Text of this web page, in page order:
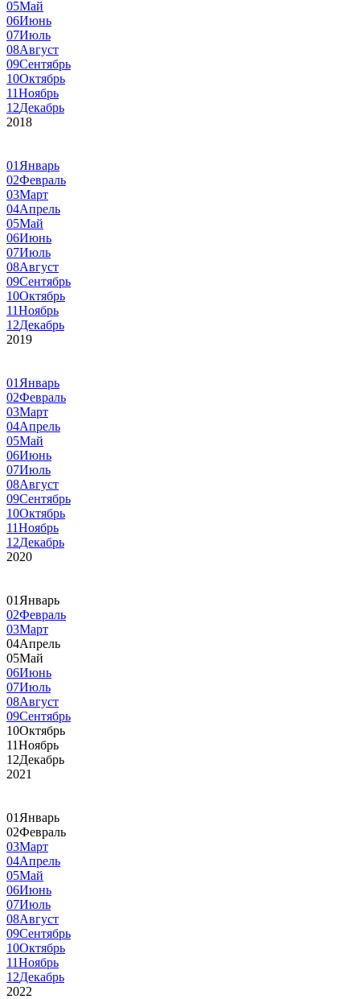
05Май
06Июнь
07Июль
08Август
09Сентябрь
10Октябрь
11Ноябрь
12Декабрь
2018
01 Январь
02Февраль
03Март
04Апрель
05Май
06Июнь
07Июль
08Август
09Сентябрь
10Октябрь
11Ноябрь
12Декабрь
2019
01 Январь
02Февраль
03Март
04Апрель
05Май
06Июнь
07Июль
08Август
09Сентябрь
10Октябрь
11Ноябрь
12Декабрь
2020
01 Январь
02Февраль
03Март
04Апрель
05Май
06Июнь
07Июль
08Август
09Сентябрь
10Октябрь
11Ноябрь
12Декабрь
2021
01 Январь
02Февраль
03Март
04Апрель
05Май
06Июнь
07Июль
08Август
09Сентябрь
10Октябрь
11Ноябрь
12Декабрь
2022